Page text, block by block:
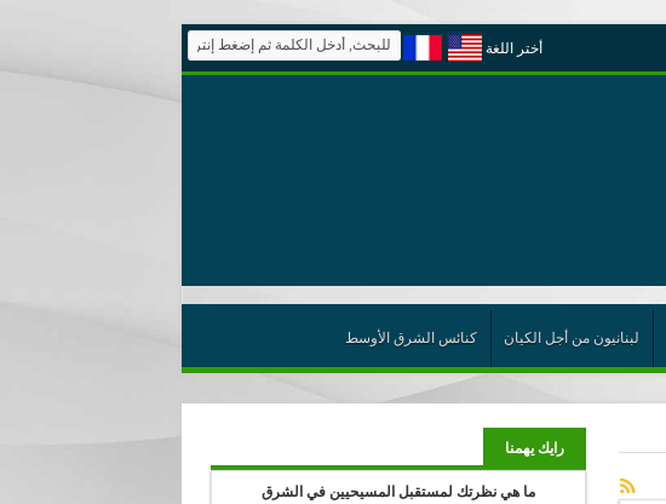
أختر اللغة
لبنانيون من أجل الكيان كنائس الشرق الأوسط
رايك يهمنا
ما هي نظرتك لمستقبل المسيحيين في الشرق